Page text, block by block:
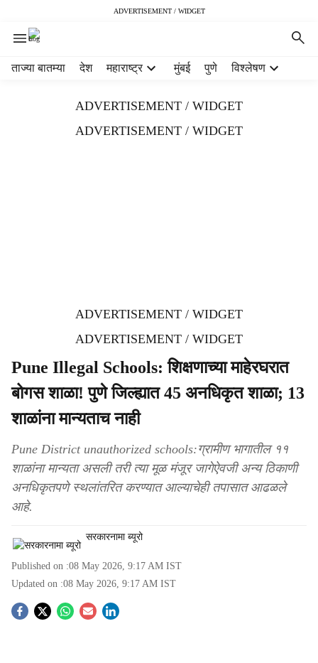
ADVERTISEMENT / WIDGET
ताज्या बातम्या देश महाराष्ट्र मुंबई पुणे विश्लेषण
ADVERTISEMENT / WIDGET
ADVERTISEMENT / WIDGET
ADVERTISEMENT / WIDGET
ADVERTISEMENT / WIDGET
Pune Illegal Schools: शिक्षणाच्या माहेरघरात
बोगस शाळा! पुणे जिल्ह्यात 45 अनधिकृत शाळा; 13
शाळांना मान्यताच नाही
Pune District unauthorized schools:ग्रामीण भागातील ११
शाळांना मान्यता असली तरी त्या मूळ मंजूर जागेऐवजी अन्य ठिकाणी
अनधिकृतपणे स्थलांतरित करण्यात आल्याचेही तपासात आढळले
आहे.
सरकारनामा ब्यूरो
Published on :08 May 2026, 9:17 AM IST
Updated on :08 May 2026, 9:17 AM IST
S